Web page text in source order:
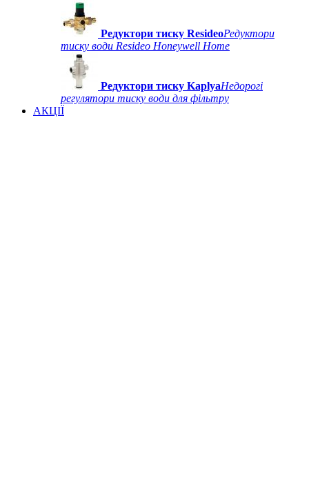
Редуктори тиску ResideoРедуктори
тиску води Resideo Honeywell Home
Редуктори тиску KaplyaНедорогі
регулятори тиску води для фільтру
АКЦІЇ